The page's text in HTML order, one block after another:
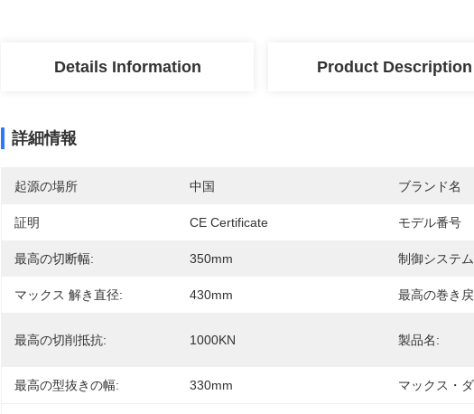
Details Information Product Description
詳細情報
起源の場所 中国 ブランド名
証明 CE Certificate モデル番号
最高の切断幅: 350mm 制御システ
マックス 解き直径: 430mm 最高の巻き
最高の切削抵抗: 1000KN 製品名:
最高の型抜きの幅: 330mm マックス・